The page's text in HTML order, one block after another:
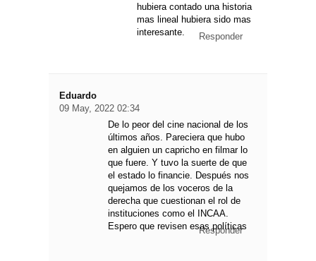
hubiera contado una historia
mas lineal hubiera sido mas
interesante.
Responder
Eduardo
09 May, 2022 02:34
De lo peor del cine nacional de los
últimos años. Pareciera que hubo
en alguien un capricho en filmar lo
que fuere. Y tuvo la suerte de que
el estado lo financie. Después nos
quejamos de los voceros de la
derecha que cuestionan el rol de
instituciones como el INCAA.
Espero que revisen esas políticas
Responder